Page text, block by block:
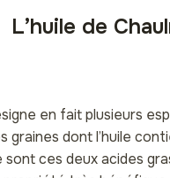
L’huile de
en fait plusieurs
dont l’huile
sont ces deux acides